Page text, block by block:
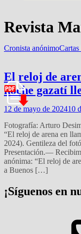
Revista
Cronista anónimo
El reloj de
noche gazatí
12 de mayo de 202410
Fotografía: Arturo
“El reloj de arena en
2024). Gentileza del
Presentación.—
anónima: “El reloj de
a Buenos […]
¡Síguenos en